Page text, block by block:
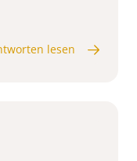
lesen